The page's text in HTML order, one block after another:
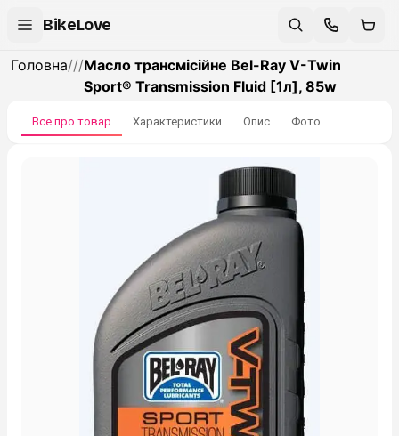
BikeLove
Головна///Масло трансмісійне Bel-Ray V-Twin
Sport® Transmission Fluid [1л], 85w
Все про товар Характеристики Опис Фото